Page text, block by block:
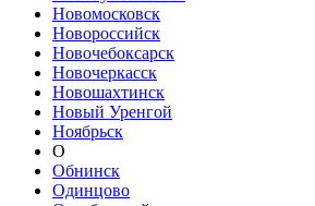
Новомосковск
Новороссийск
Новочебоксарск
Новочеркасск
Новошахтинск
Новый Уренгой
Ноябрьск
О
Обнинск
Одинцово